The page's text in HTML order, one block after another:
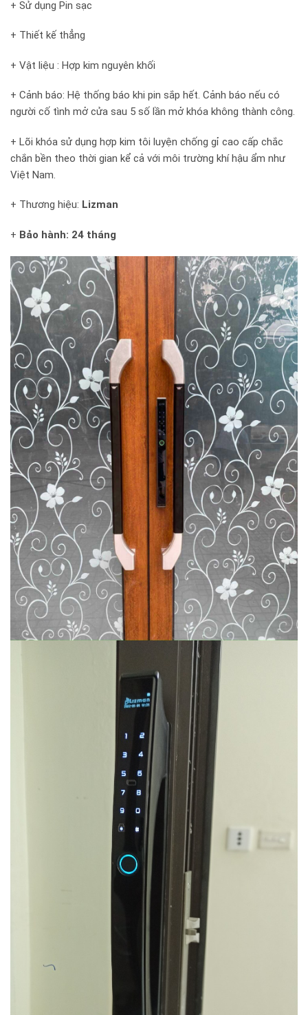
+ Sử dụng Pin sạc
+ Thiết kế thẳng
+ Vật liệu : Hợp kim nguyên khối
+ Cảnh báo: Hệ thống báo khi pin sắp hết. Cảnh báo nếu có
người cố tình mở cửa sau 5 số lần mở khóa không thành công.
+ Lõi khóa sử dụng hợp kim tôi luyện chống gỉ cao cấp chắc
chắn bền theo thời gian kể cả với môi trường khí hậu ẩm như
Việt Nam.
+ Thương hiệu: Lizman
+ Bảo hành: 24 tháng